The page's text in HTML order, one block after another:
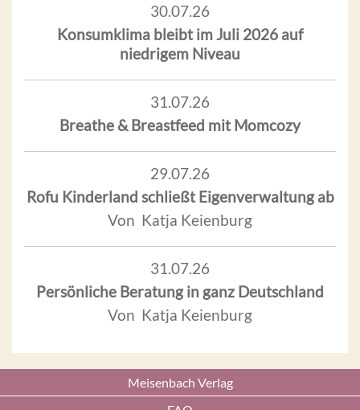
30.07.26
Konsumklima bleibt im Juli 2026 auf
niedrigem Niveau
31.07.26
Breathe & Breastfeed mit Momcozy
29.07.26
Rofu Kinderland schließt Eigenverwaltung ab
Von Katja Keienburg
31.07.26
Persönliche Beratung in ganz Deutschland
Von Katja Keienburg
Meisenbach Verlag